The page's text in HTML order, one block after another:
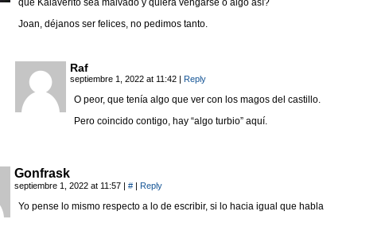
que Kalaverito sea malvado y quiera vengarse o algo así?
Joan, déjanos ser felices, no pedimos tanto.
Raf
septiembre 1, 2022 at 11:42 | Reply
O peor, que tenía algo que ver con los magos del castillo.
Pero coincido contigo, hay “algo turbio” aquí.
Gonfrask
septiembre 1, 2022 at 11:57 | # | Reply
Yo pense lo mismo respecto a lo de escribir, si lo hacia igual que habla